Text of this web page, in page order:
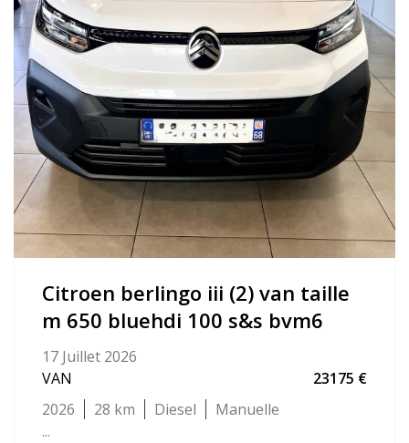
citroen berlingo iii (2) van taille
m 650 bluehdi 100 s&s bvm6
17 Juillet 2026
VAN
23175
2026
28 Diesel
Manuelle
...